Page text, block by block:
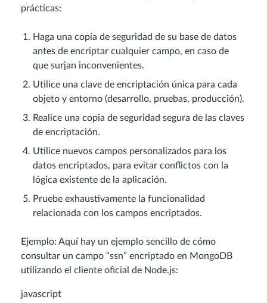
prácticas:
Haga una copia de seguridad de su base de datos
antes de encriptar cualquier campo, en caso de
que surjan inconvenientes.
Utilice una clave de encriptación única para cada
objeto y entorno (desarrollo, pruebas, producción).
Realice una copia de seguridad segura de las claves
de encriptación.
Utilice nuevos campos personalizados para los
datos encriptados, para evitar conflictos con la
lógica existente de la aplicación.
Pruebe exhaustivamente la funcionalidad
relacionada con los campos encriptados.
Ejemplo: Aquí hay un ejemplo sencillo de cómo
consultar un campo “ssn” encriptado en MongoDB
utilizando el cliente oficial de Node.js:
javascript